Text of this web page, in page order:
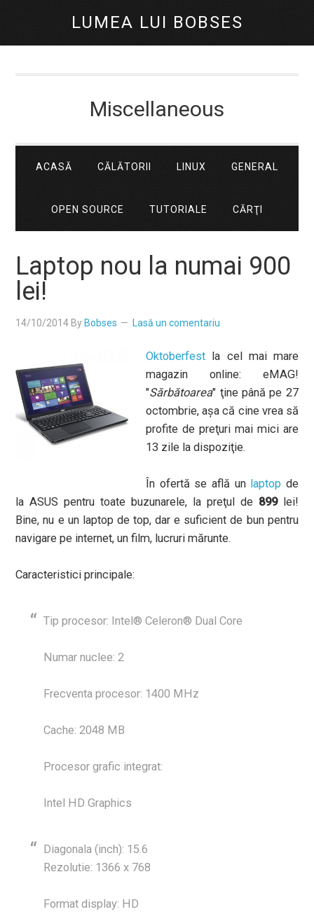
LUMEA LUI BOBSES
Miscellaneous
ACASĂ CĂLĂTORII LINUX GENERAL
OPEN SOURCE TUTORIALE CĂRŢI
Laptop nou la numai 900
lei!
14/10/2014 By Bobses Lasă un comentariu
Oktoberfest la cel mai mare
magazin online: eMAG!
"Sărbătoarea" ţine până pe 27
octombrie, aşa că cine vrea să
profite de preţuri mai mici are
13 zile la dispoziţie.
În ofertă se află un laptop de
la ASUS pentru toate buzunarele, la preţul de 899lei!
Bine, nu e un laptop de top, dar e suficient de bun pentru
navigare pe internet, un film, lucruri mărunte.
Caracteristici principale:
Tip procesor: Intel® Celeron® Dual Core
Numar nuclee: 2
Frecventa procesor: 1400 MHz
Cache: 2048 MB
Procesor grafic integrat:
Intel HD Graphics
Diagonala (inch): 15.6
Rezolutie: 1366 x 768
Format display: HD